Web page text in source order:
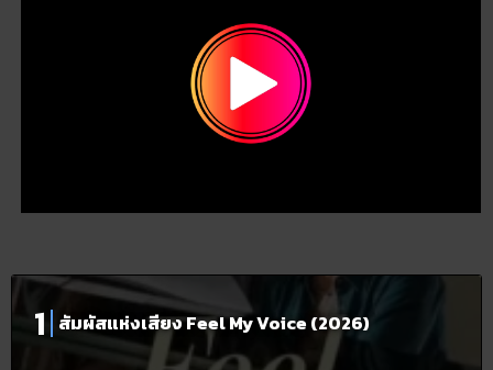
สัมผัสแห่งเสียง Feel My Voice (2026)